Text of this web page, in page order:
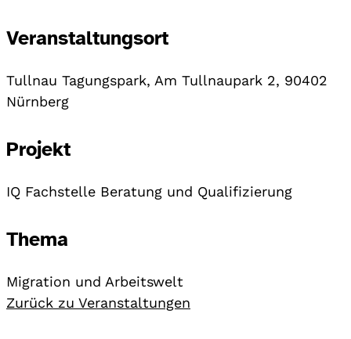
Veranstaltungsort
Tullnau Tagungspark, Am Tullnaupark 2, 90402
Nürnberg
Projekt
IQ Fachstelle Beratung und Qualifizierung
Thema
Migration und Arbeitswelt
Zurück zu Veranstaltungen